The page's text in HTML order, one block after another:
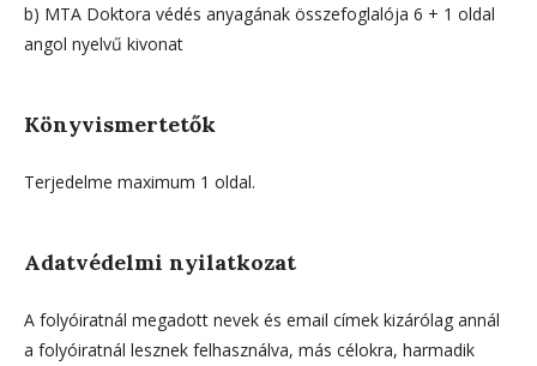
b) MTA Doktora védés anyagának összefoglalója 6 + 1 oldal
angol nyelvű kivonat
Könyvismertetők
Terjedelme maximum 1 oldal.
Adatvédelmi nyilatkozat
A folyóiratnál megadott nevek és email címek kizárólag annál
a folyóiratnál lesznek felhasználva, más célokra, harmadik